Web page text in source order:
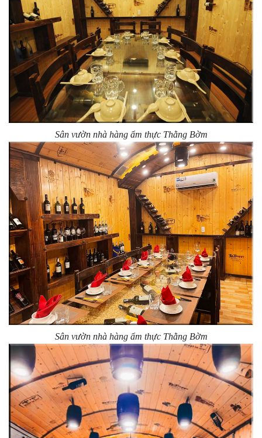
Sân vườn nhà hàng ẩm thực Thằng Bờm
Sân vườn nhà hàng ẩm thực Thằng Bờm